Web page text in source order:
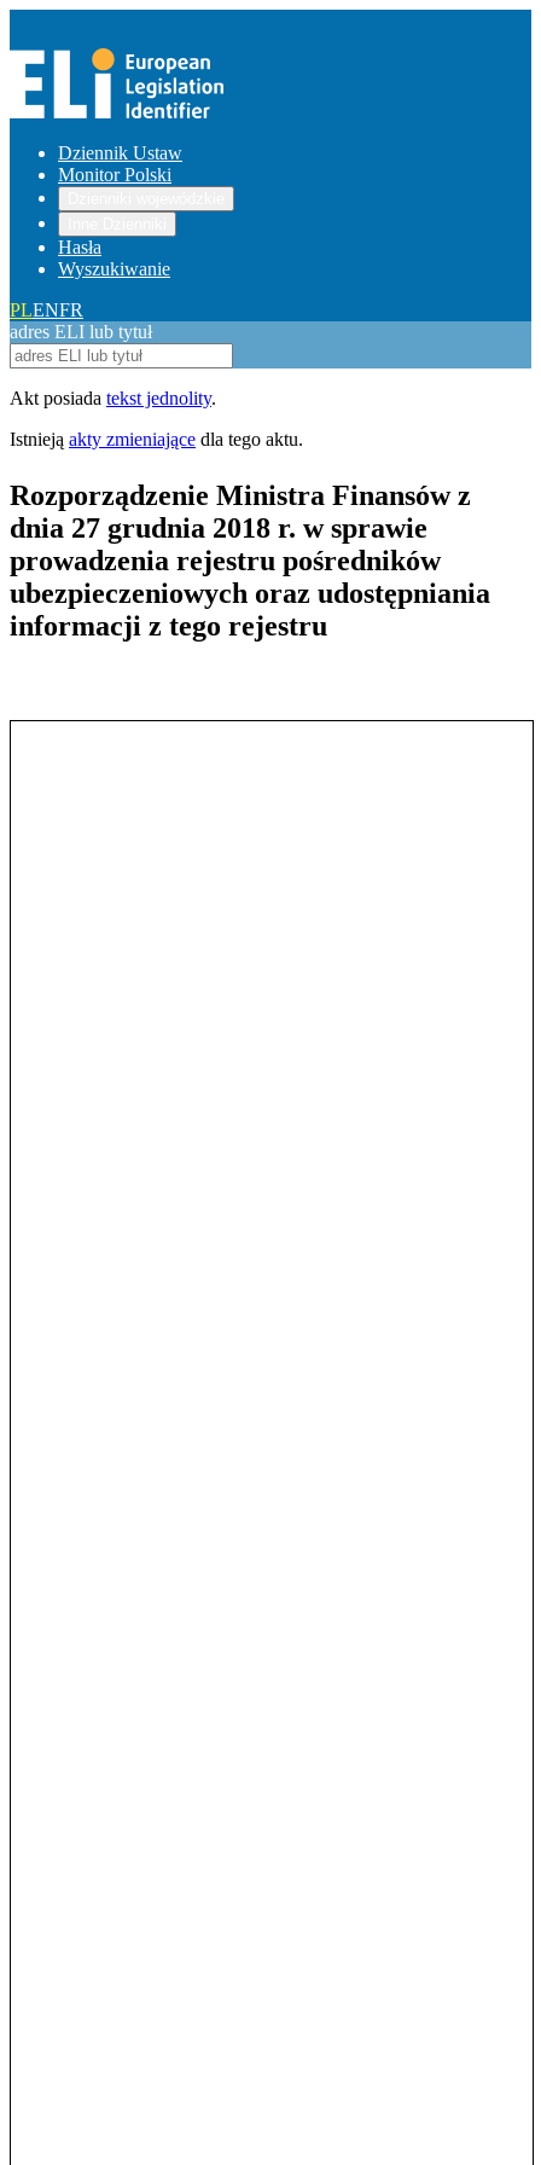
Dziennik Ustaw
Monitor Polski
Hasła
Wyszukiwanie
PLENFR
adres ELI lub tytuł
Akt posiada tekst jednolity.
Istnieją akty zmieniające dla tego aktu.
Rozporządzenie Ministra Finansów z
dnia 27 grudnia 2018 r. w sprawie
prowadzenia rejestru pośredników
ubezpieczeniowych oraz udostępniania
informacji z tego rejestru